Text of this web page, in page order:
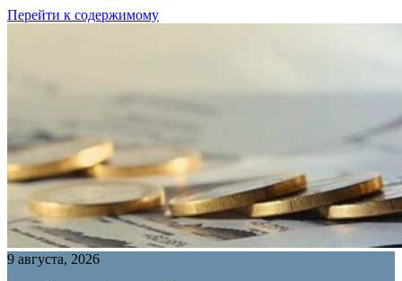
Перейти к содержимому
9 августа, 2026